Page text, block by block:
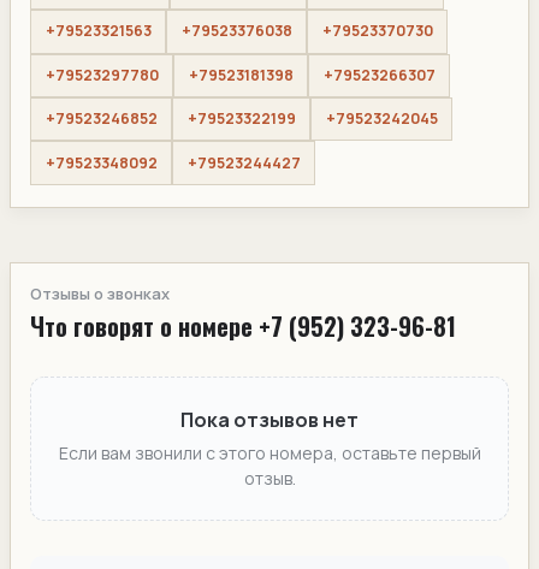
+79523321563 +79523376038 +79523370730
+79523297780 +79523181398 +79523266307
+79523246852 +79523322199 +79523242045
+79523348092 +79523244427
Отзывы о звонках
Что говорят о номере +7 (952) 323-96-81
Пока отзывов нет
Если вам звонили с этого номера, оставьте первый
отзыв.